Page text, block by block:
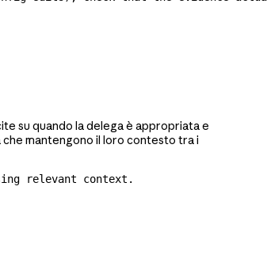
su quando la delega è appropriata e
mantengono il loro contesto tra i
relevant context.